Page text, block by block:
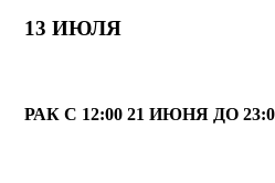
13 ИЮЛЯ
РАК С 12:00 21 ИЮНЯ ДО